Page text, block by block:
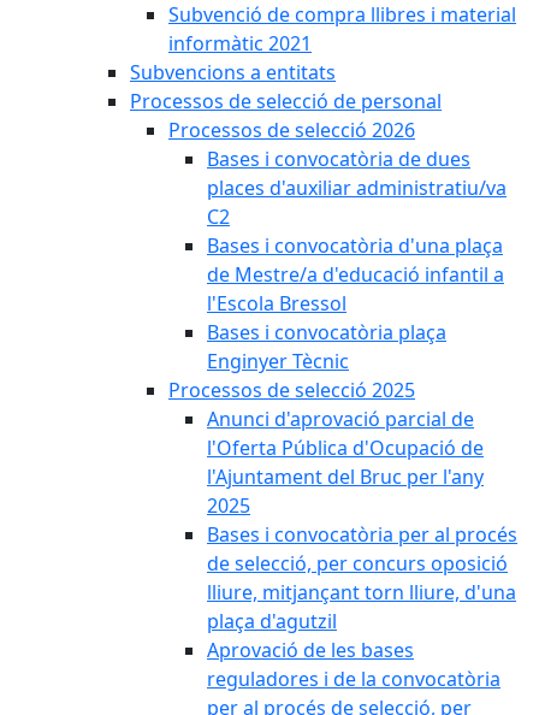
Subvenció de compra llibres i material
informàtic 2021
Subvencions a entitats
Processos de selecció de personal
Processos de selecció 2026
Bases i convocatòria de dues
places d'auxiliar administratiu/va
C2
Bases i convocatòria d'una plaça
de Mestre/a d'educació infantil a
l'Escola Bressol
Bases i convocatòria plaça
Enginyer Tècnic
Processos de selecció 2025
Anunci d'aprovació parcial de
l'Oferta Pública d'Ocupació de
l'Ajuntament del Bruc per l'any
2025
Bases i convocatòria per al procés
de selecció, per concurs oposició
lliure, mitjançant torn lliure, d'una
plaça d'agutzil
Aprovació de les bases
reguladores i de la convocatòria
per al procés de selecció, per